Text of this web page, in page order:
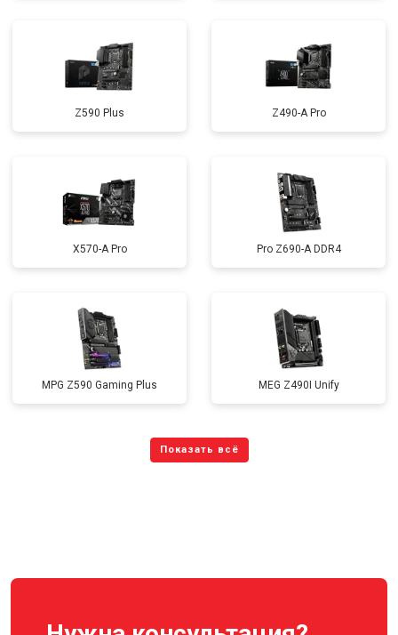
Z590 Plus Z490-A Pro
X570-A Pro Pro Z690-A DDR4
MPG Z590 Gaming Plus MEG Z490I Unify